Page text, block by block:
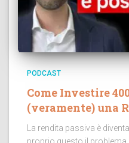
PODCAST
Come Investire
(veramente) una
La rendita passiva è
proprio questo il problema.